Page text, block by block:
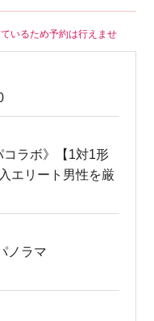
いるため予約は行えませ
コラボ》【1対1形
エリート男性を厳
ノラマ